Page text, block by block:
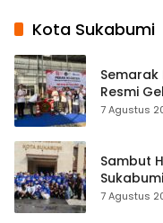
Kota Sukabumi
Semarak
Resmi
7 Agustus
Sambut
ASRI
7 Agustus